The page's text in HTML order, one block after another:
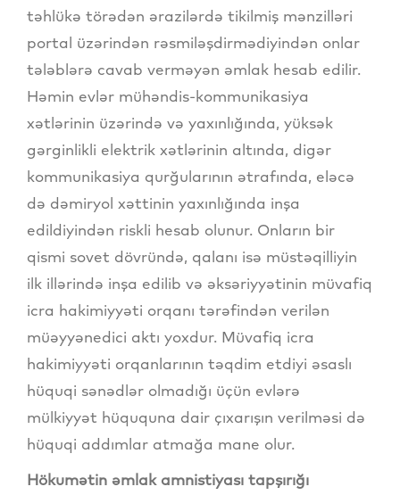
təhlükə törədən ərazilərdə tikilmiş mənzilləri
portal üzərindən rəsmiləşdirmədiyindən onlar
tələblərə cavab verməyən əmlak hesab edilir.
Həmin evlər mühəndis-kommunikasiya
xətlərinin üzərində və yaxınlığında, yüksək
gərginlikli elektrik xətlərinin altında, digər
kommunikasiya qurğularının ətrafında, eləcə
də dəmiryol xəttinin yaxınlığında inşa
edildiyindən riskli hesab olunur. Onların bir
qismi sovet dövründə, qalanı isə müstəqilliyin
ilk illərində inşa edilib və əksəriyyətinin müvafiq
icra hakimiyyəti orqanı tərəfindən verilən
müəyyənedici aktı yoxdur. Müvafiq icra
hakimiyyəti orqanlarının təqdim etdiyi əsaslı
hüquqi sənədlər olmadığı üçün evlərə
mülkiyyət hüququna dair çıxarışın verilməsi də
hüquqi addımlar atmağa mane olur.
Hökumətin əmlak amnistiyası tapşırığı